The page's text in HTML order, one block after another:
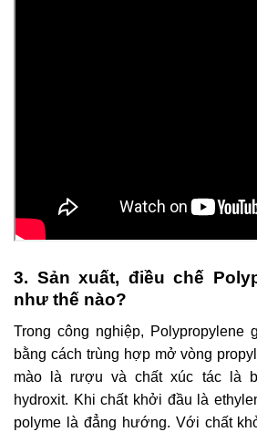
3. Sản xuất, điều chế
như thế nào?
Trong công nghiệp, Polypropylene
bằng cách trùng hợp mở vòng
mào là rượu và chất xúc tác là
hydroxit. Khi chất khởi đầu là
polyme là đẳng hướng. Với chất